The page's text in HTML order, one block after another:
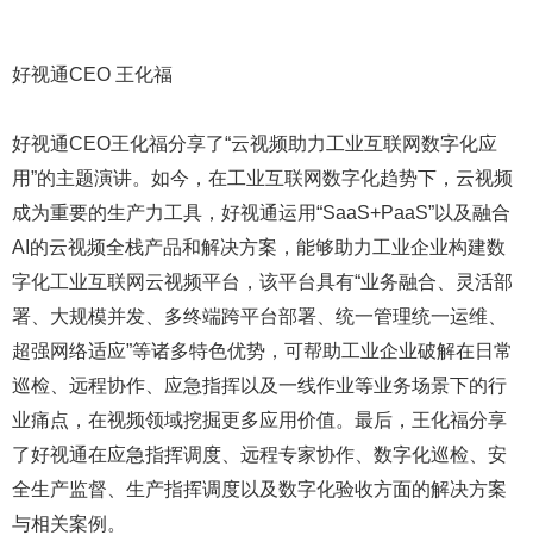
好视通CEO 王化福
好视通CEO王化福分享了“云视频助力工业互联网数字化应
用”的主题演讲。如今，在工业互联网数字化趋势下，云视频
成为重要的生产力工具，好视通运用“SaaS+PaaS”以及融合
AI的云视频全栈产品和解决方案，能够助力工业企业构建数
字化工业互联网云视频平台，该平台具有“业务融合、灵活部
署、大规模并发、多终端跨平台部署、统一管理统一运维、
超强网络适应”等诸多特色优势，可帮助工业企业破解在日常
巡检、远程协作、应急指挥以及一线作业等业务场景下的行
业痛点，在视频领域挖掘更多应用价值。最后，王化福分享
了好视通在应急指挥调度、远程专家协作、数字化巡检、安
全生产监督、生产指挥调度以及数字化验收方面的解决方案
与相关案例。